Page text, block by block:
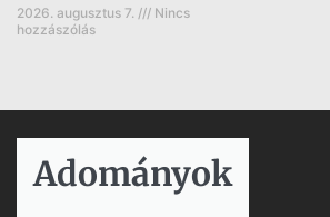
2026. augusztus 7.
Nincs
hozzászólás
Adományok​